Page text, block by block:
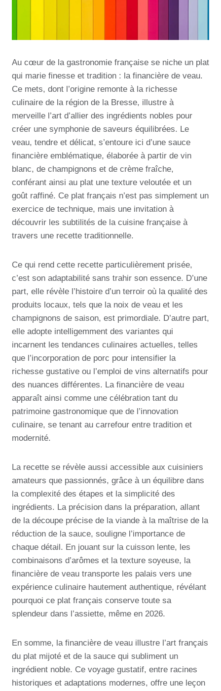
Au cœur de la gastronomie française se niche un plat
qui marie finesse et tradition : la financière de veau.
Ce mets, dont l’origine remonte à la richesse
culinaire de la région de la Bresse, illustre à
merveille l’art d’allier des ingrédients nobles pour
créer une symphonie de saveurs équilibrées. Le
veau, tendre et délicat, s’entoure ici d’une sauce
financière emblématique, élaborée à partir de vin
blanc, de champignons et de crème fraîche,
conférant ainsi au plat une texture veloutée et un
goût raffiné. Ce plat français n’est pas simplement un
exercice de technique, mais une invitation à
découvrir les subtilités de la cuisine française à
travers une recette traditionnelle.
Ce qui rend cette recette particulièrement prisée,
c’est son adaptabilité sans trahir son essence. D’une
part, elle révèle l’histoire d’un terroir où la qualité des
produits locaux, tels que la noix de veau et les
champignons de saison, est primordiale. D’autre part,
elle adopte intelligemment des variantes qui
incarnent les tendances culinaires actuelles, telles
que l’incorporation de porc pour intensifier la
richesse gustative ou l’emploi de vins alternatifs pour
des nuances différentes. La financière de veau
apparaît ainsi comme une célébration tant du
patrimoine gastronomique que de l’innovation
culinaire, se tenant au carrefour entre tradition et
modernité.
La recette se révèle aussi accessible aux cuisiniers
amateurs que passionnés, grâce à un équilibre dans
la complexité des étapes et la simplicité des
ingrédients. La précision dans la préparation, allant
de la découpe précise de la viande à la maîtrise de la
réduction de la sauce, souligne l’importance de
chaque détail. En jouant sur la cuisson lente, les
combinaisons d’arômes et la texture soyeuse, la
financière de veau transporte les palais vers une
expérience culinaire hautement authentique, révélant
pourquoi ce plat français conserve toute sa
splendeur dans l’assiette, même en 2026.
En somme, la financière de veau illustre l’art français
du plat mijoté et de la sauce qui subliment un
ingrédient noble. Ce voyage gustatif, entre racines
historiques et adaptations modernes, offre une leçon